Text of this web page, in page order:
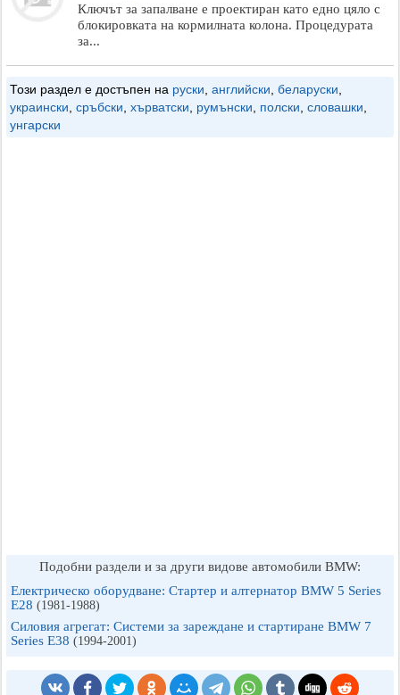
Ключът за запалване е проектиран като едно цяло с
блокировката на кормилната колона. Процедурата
за...
Този раздел е достъпен на руски английски беларуски
украински сръбски хърватски румънски полски словашки
унгарски
Подобни раздели и за други видове автомобили BMW:
Електрическо оборудване: Стартер и алтернатор BMW 5 Series
E28 (1981-1988)
Силовия агрегат: Системи за зареждане и стартиране BMW 7
Series E38 (1994-2001)